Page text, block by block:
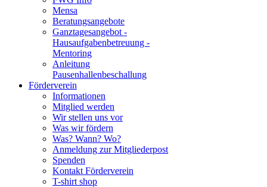
Mensa
Beratungsangebote
Ganztagesangebot -
Hausaufgabenbetreuung -
Mentoring
Anleitung
Pausenhallenbeschallung
Förderverein
Informationen
Mitglied werden
Wir stellen uns vor
Was wir fördern
Was? Wann? Wo?
Anmeldung zur Mitgliederpost
Spenden
Kontakt Förderverein
T-shirt shop